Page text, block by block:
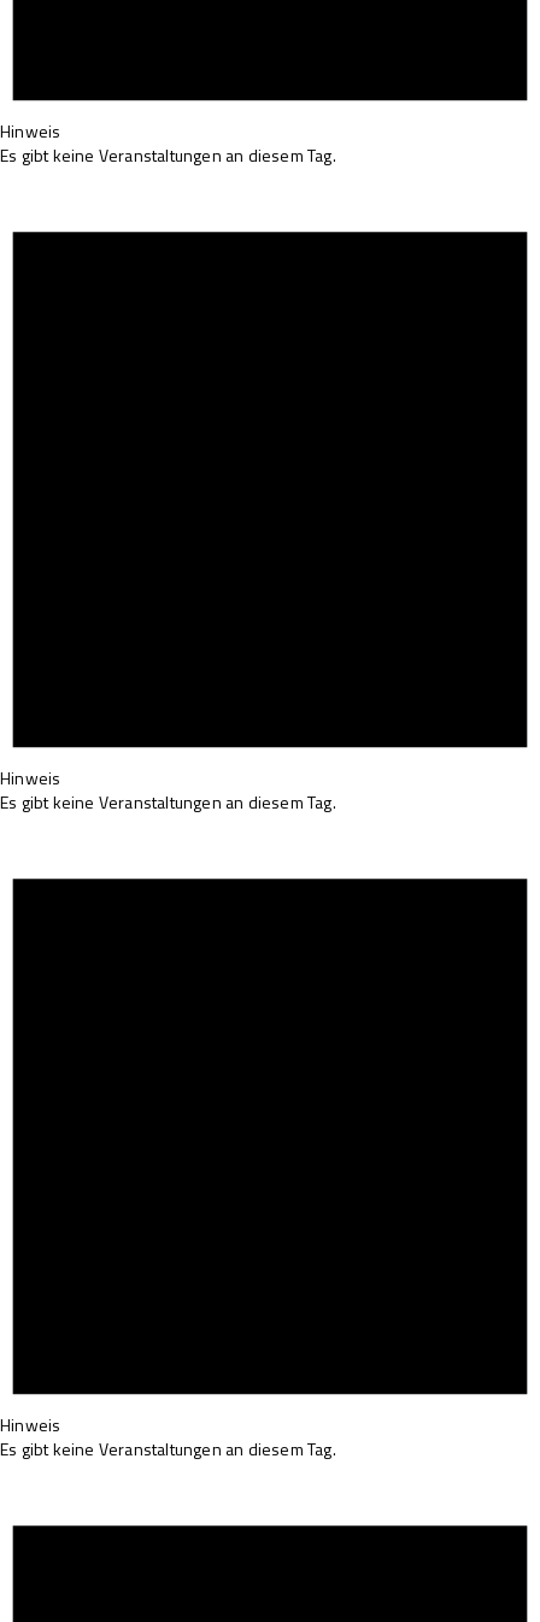
Hinweis
Es gibt keine Veranstaltungen an diesem Tag.
Hinweis
Es gibt keine Veranstaltungen an diesem Tag.
Hinweis
Es gibt keine Veranstaltungen an diesem Tag.